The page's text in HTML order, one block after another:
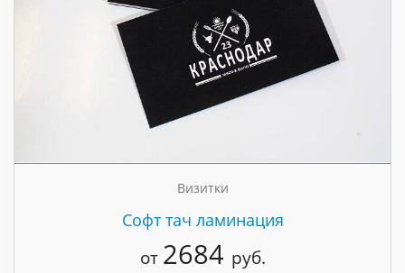
Визитки
Cофт тач ламинация
от 2684 руб.